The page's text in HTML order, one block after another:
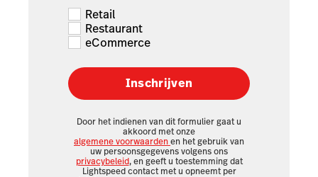
Retail
Restaurant
eCommerce
Inschrijven
Door het indienen van dit formulier gaat u
akkoord met onze
algemene voorwaardenen het gebruik van
uw persoonsgegevens volgens ons
privacybeleid, en geeft u toestemming dat
Lightspeed contact met u opneemt per